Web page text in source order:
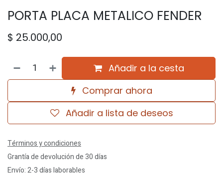
PORTA PLACA METALICO FENDER
$ 25.000,00
Añadir a la cesta
Comprar ahora
Añadir a lista de deseos
Términos y condiciones
Grantía de devolución de 30 días
Envío: 2-3 días laborables